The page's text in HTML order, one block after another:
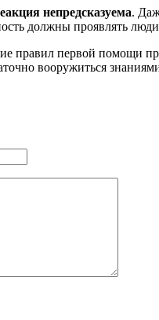
непредсказуема.
должны проявлять люди
правил первой помощи
вооружиться